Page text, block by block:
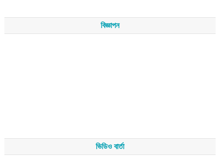
বিজ্ঞাপন
ভিডিও বার্তা